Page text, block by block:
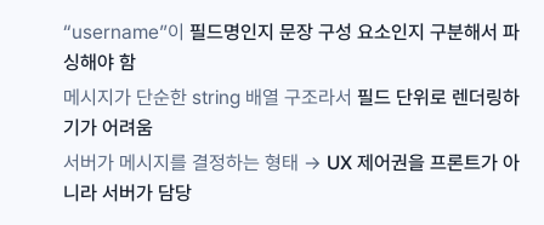
“username”이 필드명인지 문장 구성 요소인지 구분해서 파
싱해야 함
메시지가 단순한 string 배열 구조라서 필드 단위로 렌더링하
기가 어려움
서버가 메시지를 결정하는 형태 → UX 제어권을 프론트가 아
니라 서버가 담당